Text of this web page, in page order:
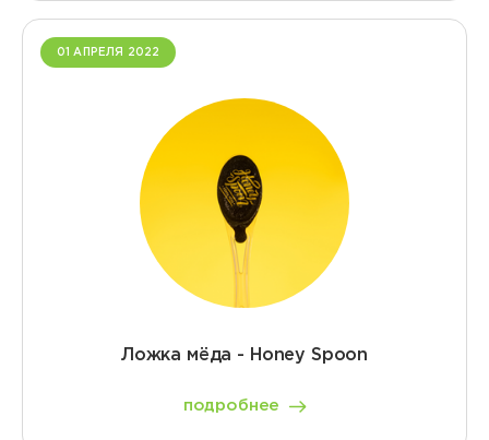
01 АПРЕЛЯ 2022
Ложка мёда - Honey Spoon
подробнее